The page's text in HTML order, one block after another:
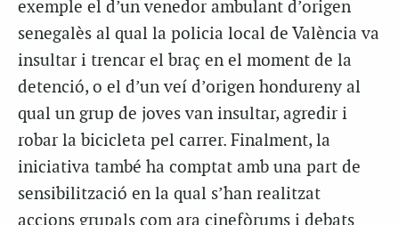
exemple el d’un venedor ambulant d’origen
senegalès al qual la policia local de València va
insultar i trencar el braç en el moment de la
detenció, o el d’un veí d’origen hondureny al
qual un grup de joves van insultar, agredir i
robar la bicicleta pel carrer. Finalment, la
iniciativa també ha comptat amb una part de
sensibilització en la qual s’han realitzat